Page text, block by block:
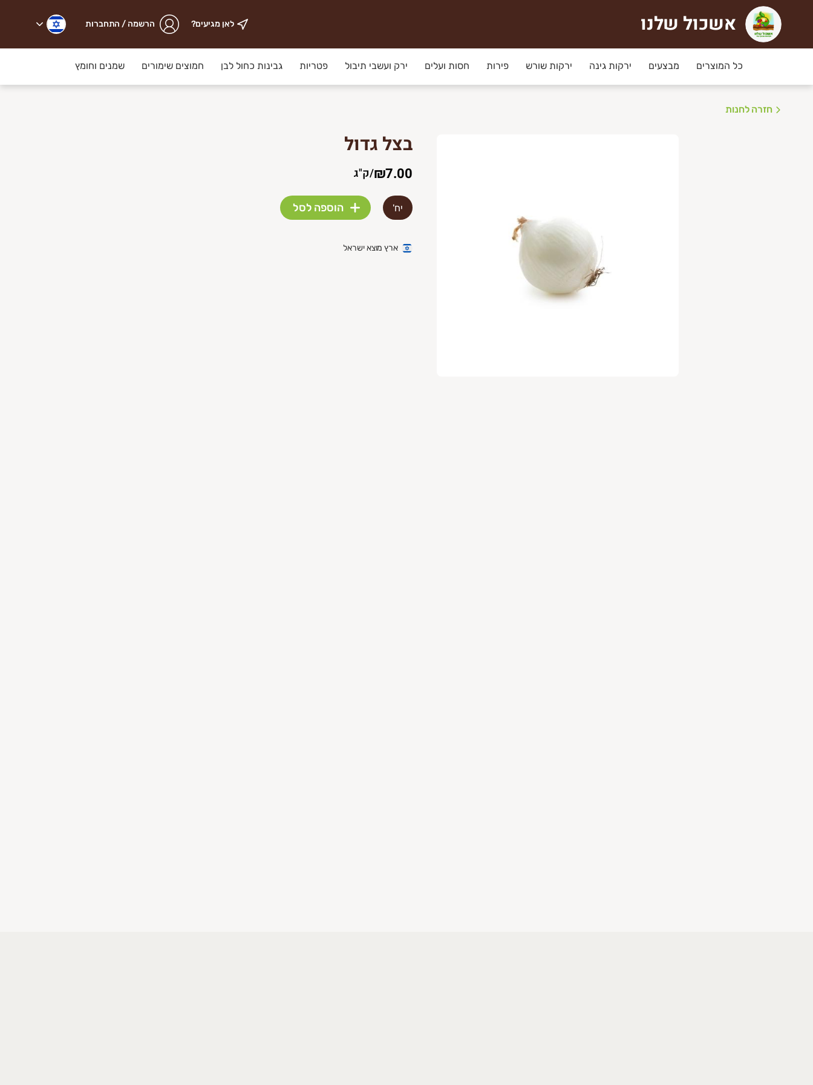
אשכול שלנו
אשכול שלנו
אשכול שלנו לאן מגיעים? הרשמה / התחברות
כל המוצרים מבצעים ירקות גינה ירקות שורש פירות חסות ועלים ירק ועשבי תיבול פטריות גבינות כחול לבן חמוצים שימורים שמנים וחומץ
חזרה לחנות
בצל גדול
₪7.00
/ק"ג
יח' הוספה לסל
ארץ מוצא ישראל